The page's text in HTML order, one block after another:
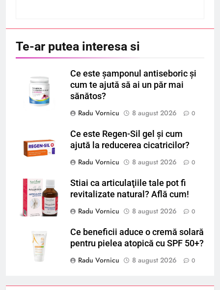
Te-ar putea interesa si
Ce este șamponul antiseboric și
cum te ajută să ai un păr mai
sănătos?
Radu Vornicu
8 august 2026 0
Ce este Regen-Sil gel și cum
ajută la reducerea cicatricilor?
Radu Vornicu
8 august 2026 0
Stiai ca articulaţiile tale pot fi
revitalizate natural? Află cum!
Radu Vornicu
8 august 2026 0
Ce beneficii aduce o cremă solară
pentru pielea atopică cu SPF 50+?
Radu Vornicu
8 august 2026 0